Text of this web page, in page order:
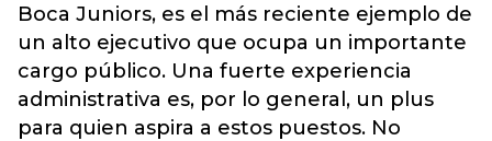
Boca Juniors, es el más reciente ejemplo de
un alto ejecutivo que ocupa un importante
cargo público. Una fuerte experiencia
administrativa es, por lo general, un plus
para quien aspira a estos puestos. No